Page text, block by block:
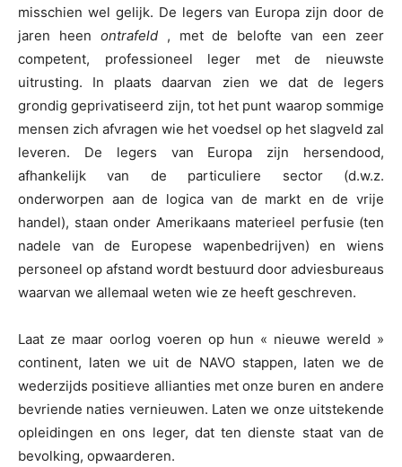
misschien wel gelijk. De legers van Europa zijn door de
jaren heen ontrafeld , met de belofte van een zeer
competent, professioneel leger met de nieuwste
uitrusting. In plaats daarvan zien we dat de legers
grondig geprivatiseerd zijn, tot het punt waarop sommige
mensen zich afvragen wie het voedsel op het slagveld zal
leveren. De legers van Europa zijn hersendood,
afhankelijk van de particuliere sector (d.w.z.
onderworpen aan de logica van de markt en de vrije
handel), staan onder Amerikaans materieel perfusie (ten
nadele van de Europese wapenbedrijven) en wiens
personeel op afstand wordt bestuurd door adviesbureaus
waarvan we allemaal weten wie ze heeft geschreven.
Laat ze maar oorlog voeren op hun « nieuwe wereld »
continent, laten we uit de NAVO stappen, laten we de
wederzijds positieve allianties met onze buren en andere
bevriende naties vernieuwen. Laten we onze uitstekende
opleidingen en ons leger, dat ten dienste staat van de
bevolking, opwaarderen.